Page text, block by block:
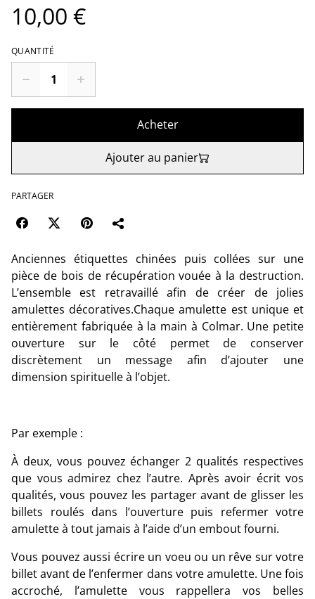
10,00 €
QUANTITÉ
Acheter
Ajouter au panier
PARTAGER
Anciennes étiquettes chinées puis collées sur une
pièce de bois de récupération vouée à la destruction.
L’ensemble est retravaillé afin de créer de jolies
amulettes décoratives.Chaque amulette est unique et
entièrement fabriquée à la main à Colmar. Une petite
ouverture sur le côté permet de conserver
discrètement un message afin d’ajouter une
dimension spirituelle à l’objet.
Par exemple :
À deux, vous pouvez échanger 2 qualités respectives
que vous admirez chez l’autre. Après avoir écrit vos
qualités, vous pouvez les partager avant de glisser les
billets roulés dans l’ouverture puis refermer votre
amulette à tout jamais à l’aide d’un embout fourni.
Vous pouvez aussi écrire un voeu ou un rêve sur votre
billet avant de l’enfermer dans votre amulette. Une fois
accroché, l’amulette vous rappellera vos belles